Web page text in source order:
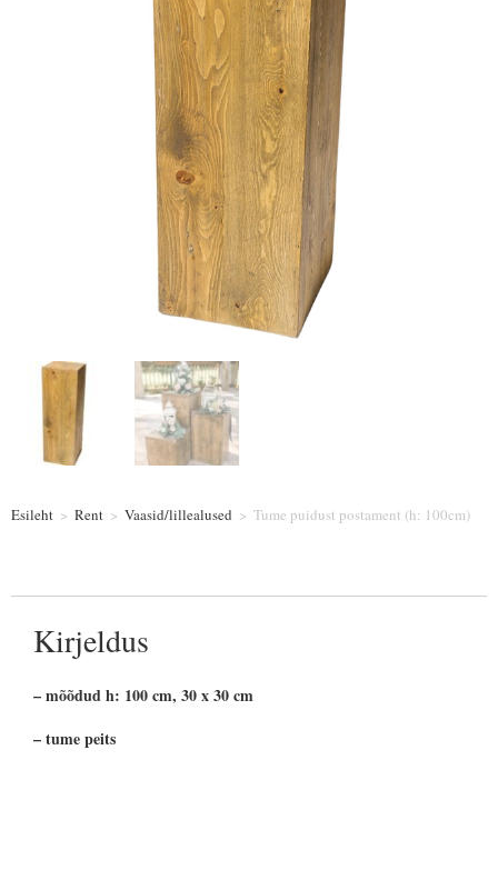
Esileht > Rent > Vaasid/lillealused > Tume puidust postament (h: 100cm)
Kirjeldus
– mõõdud h: 100 cm, 30 x 30 cm
– tume peits